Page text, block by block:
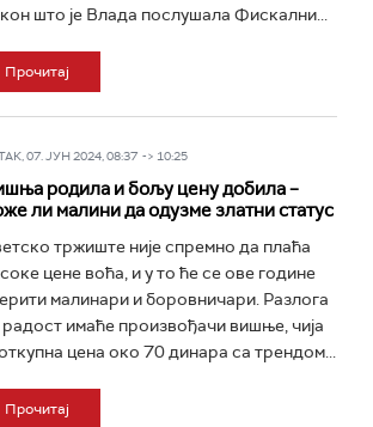
што је Влада послушала Фискални...
Прочитај
07. ЈУН 2024, 08:37 -> 10:25
родила и бољу цену добила –
ли малини да одузме златни статус
тржиште није спремно да плаћа
цене воћа, и у то ће се ове године
малинари и боровничари. Разлога
радост имаће произвођачи вишње, чија
откупна цена око 70 динара са трендом...
Прочитај